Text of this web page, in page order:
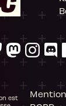
est